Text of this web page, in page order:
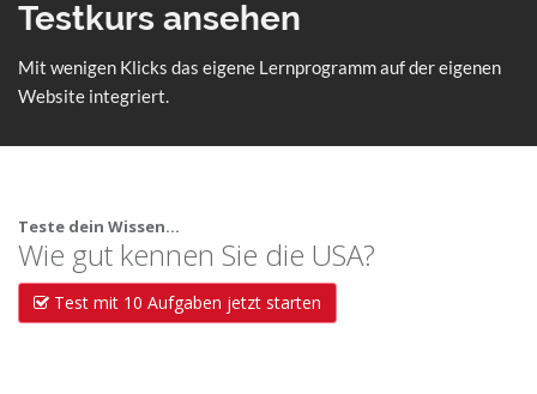
Testkurs ansehen
Mit wenigen Klicks das eigene Lernprogramm auf der eigenen
Website integriert.